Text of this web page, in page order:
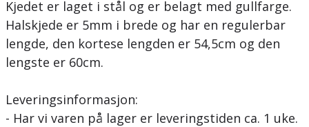
Kjedet er laget i stål og er belagt med gullfarge.
Halskjede er 5mm i brede og har en regulerbar
lengde, den kortese lengden er 54,5cm og den
lengste er 60cm.
Leveringsinformasjon:
- Har vi varen på lager er leveringstiden ca. 1 uke.